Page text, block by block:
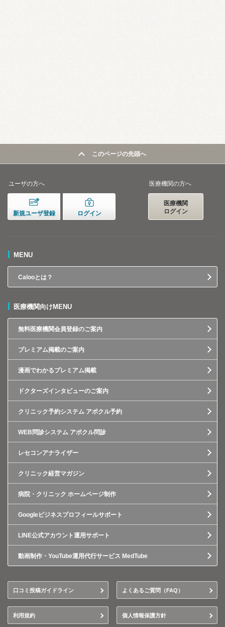
このページの先頭へ
ユーザの方へ
新規ユーザ登録 ログイン
医療機関の方へ
医療機関
ログイン
MENU
Calooとは？
医療機関向けMENU
無料医療機関会員登録のご案内
プレミアム掲載のご案内
漫画でわかるプレミアム掲載
ドクターズインタビューのご案内
クリニック予約システム アポクル予約
WEB問診システム アポクル問診
レセコンアナライザー
クリニック経営マガジン
病院・クリニック ホームページ制作
Googleビジネスプロフィールサポート
LINE公式アカウント運用サポート
動画制作・YouTube運用代行サービス MedTube
口コミ投稿ガイドライン よくあるご質問（FAQ）
利用規約 個人情報保護方針